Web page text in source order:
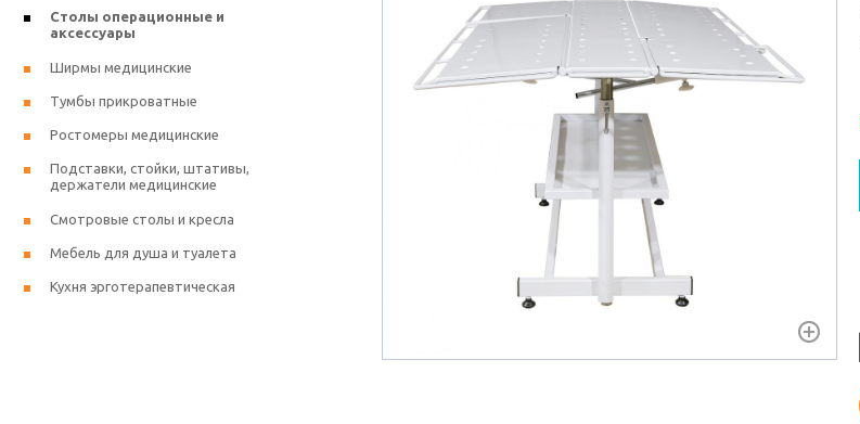
Столы операционные и
аксессуары
Ширмы медицинские
Тумбы прикроватные
Ростомеры медицинские
Подставки, стойки, штативы,
держатели медицинские
Смотровые столы и кресла
Мебель для душа и туалета
Кухня эрготерапевтическая